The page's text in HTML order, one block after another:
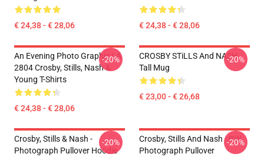
€ 24,38 - € 28,06 € 24,38 - € 28,06
An Evening Photo Graphic LA
2804 Crosby, Stills, Nash &
Young T-Shirts
€ 24,38 - € 28,06
-20%
CROSBY STiLLS And NASH
Tall Mug
€ 23,00 - € 26,68
-20%
Crosby, Stills & Nash -
Photograph Pullover Hoodie
-20%
Crosby, Stills And Nash - BW
Photograph Pullover
-20%